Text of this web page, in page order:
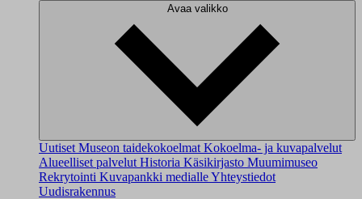
Avaa valikko
Uutiset Museon taidekokoelmat Kokoelma- ja kuvapalvelut
Alueelliset palvelut Historia Käsikirjasto Muumimuseo
Rekrytointi Kuvapankki medialleYhteystiedot
Uudisrakennus